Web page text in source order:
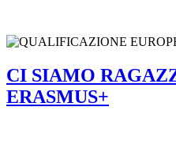
CI SIAMO
ERASMUS+